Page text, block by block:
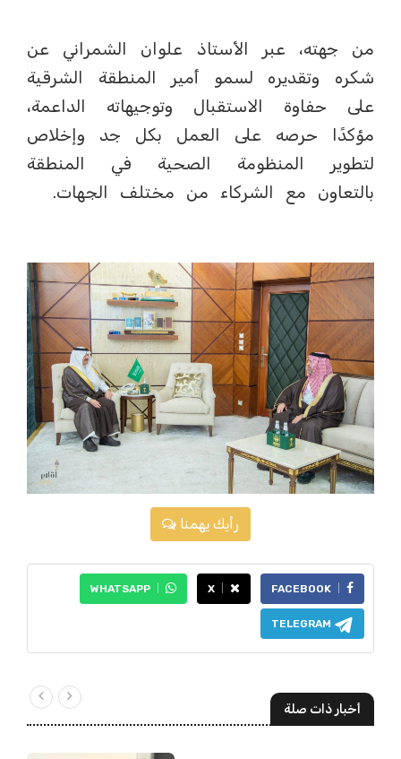
من جهته، عبر الأستاذ علوان الشمراني عن
شكره وتقديره لسمو أمير المنطقة الشرقية
على حفاوة الاستقبال وتوجيهاته الداعمة،
مؤكدًا حرصه على العمل بكل جد وإخلاص
لتطوير المنظومة الصحية في المنطقة
بالتعاون مع الشركاء من مختلف الجهات.
رأيك يهمنا
FACEBOOK
X
WHATSAPP
TELEGRAM
أخبار ذات صلة